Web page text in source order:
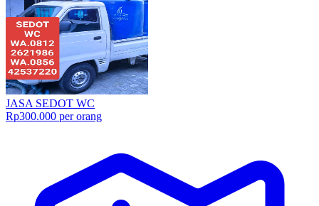
JASA SEDOT WC
Rp300.000 per orang